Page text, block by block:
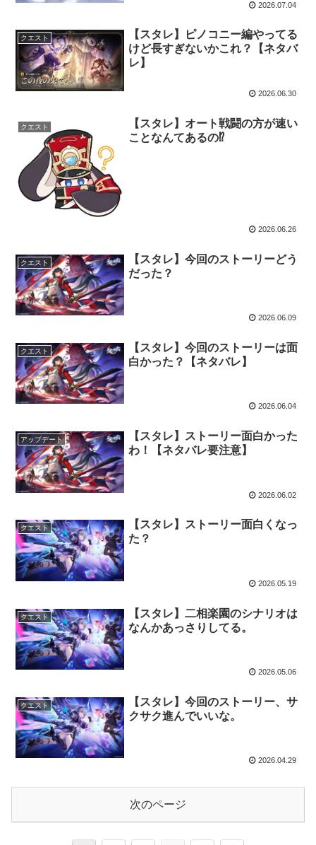
2026.07.04
クエスト
【スタレ】ピノコニー編やってる
けど長すぎないかこれ？【ネタバ
レ】
2026.06.30
クエスト
【スタレ】オート戦闘の方が速い
ことなんてあるの⁉
2026.06.26
クエスト
【スタレ】今回のストーリーどう
だった？
2026.06.09
クエスト
【スタレ】今回のストーリーは面
白かった？【ネタバレ】
2026.06.04
アップデート
【スタレ】ストーリー面白かった
わ！【ネタバレ要注意】
2026.06.02
クエスト
【スタレ】ストーリー面白くなっ
た？
2026.05.19
クエスト
【スタレ】二相楽園のシナリオは
なんかあっさりしてる。
2026.05.06
クエスト
【スタレ】今回のストーリー、サ
クサク進んでいいな。
2026.04.29
次のページ